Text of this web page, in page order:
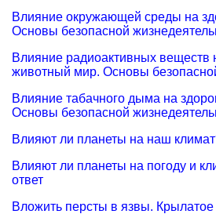
Влияние окружающей среды на
Основы безопасной
Влияние радиоактивных веществ
животный мир. Основы
Влияние табачного дыма на
Основы безопасной
Влияют ли планеты на наш
Влияют ли планеты на погоду и
ответ
Вложить персты в язвы.